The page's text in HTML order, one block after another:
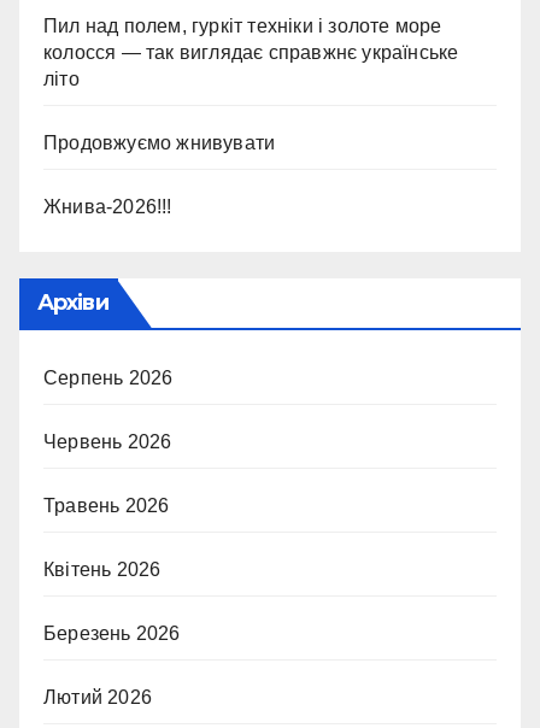
Пил над полем, гуркіт техніки і золоте море
колосся — так виглядає справжнє українське
літо
Продовжуємо жнивувати
Жнива-2026!!!
Архіви
Серпень 2026
Червень 2026
Травень 2026
Квітень 2026
Березень 2026
Лютий 2026